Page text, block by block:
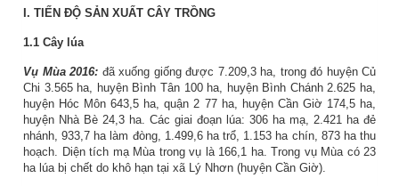
I. TIẾN ĐỘ SẢN XUẤT CÂY TRỒNG
1.1 Cây lúa
Vụ Mùa 2016: đã xuống giống được 7.209,3 ha, trong đó huyện Củ
Chi 3.565 ha, huyện Bình Tân 100 ha, huyện Bình Chánh 2.625 ha,
huyện Hóc Môn 643,5 ha, quận 2 77 ha, huyện Cần Giờ 174,5 ha,
huyện Nhà Bè 24,3 ha. Các giai đoạn lúa: 306 ha mạ, 2.421 ha đẻ
nhánh, 933,7 ha làm đòng, 1.499,6 ha trổ, 1.153 ha chín, 873 ha thu
hoạch. Diện tích mạ Mùa trong vụ là 166,1 ha. Trong vụ Mùa có 23
ha lúa bị chết do khô hạn tại xã Lý Nhơn (huyện Cần Giờ).